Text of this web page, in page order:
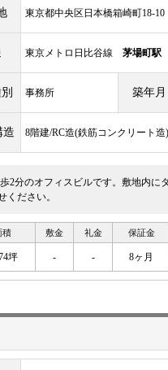
東京都中央区日本橋箱崎町18-10
東京メトロ日比谷線 茅場町駅
事務所 築年月
造 8階建/RC造(鉄筋コンクリート造)
2分のオフィスビルです。敷地内に
ださい。
積 敷金 礼金 保証金
坪 - - 8ヶ月